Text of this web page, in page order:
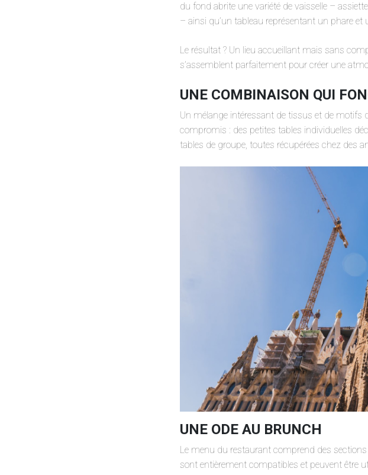
du fond abrite une variété de vaisselle –
– ainsi qu’un tableau représentant un phare
Le résultat ? Un lieu accueillant mais sans
s’assemblent parfaitement pour créer une
UNE COMBINAISON QUI
Un mélange intéressant de tissus et de motifs
compromis : des petites tables individuelles
tables de groupe, toutes récupérées chez des
UNE ODE AU BRUNCH
Le menu du restaurant comprend des
sont entièrement compatibles et peuvent être